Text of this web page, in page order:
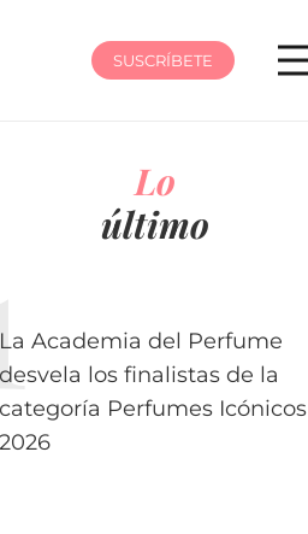
SUSCRÍBETE
Lo
último
La Academia del Perfume
desvela los finalistas de la
categoría Perfumes Icónicos
2026